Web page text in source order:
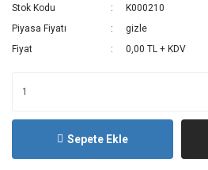
Stok Kodu
K000210
Piyasa Fiyatı
gizle
Fiyat
0,00 TL + KDV
Sepete Ekle